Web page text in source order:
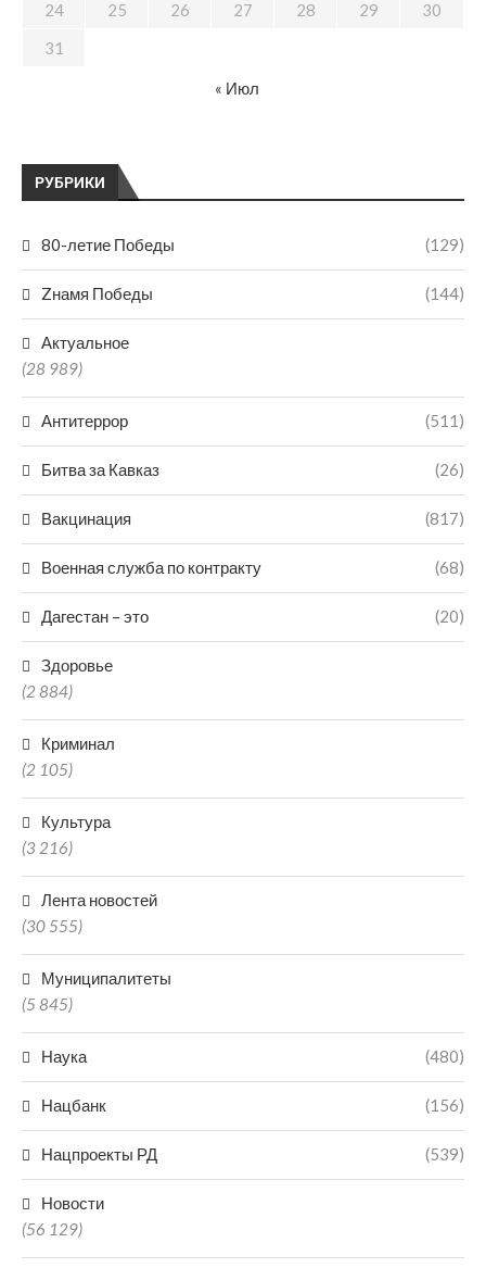
РУБРИКИ
80-летие Победы (129)
Zнамя Победы (144)
Актуальное
(28 989)
Антитеррор (511)
Битва за Кавказ (26)
Вакцинация (817)
Военная служба по контракту (68)
Дагестан – это (20)
Здоровье
(2 884)
Криминал
(2 105)
Культура
(3 216)
Лента новостей
(30 555)
Муниципалитеты
(5 845)
Наука (480)
Нацбанк (156)
Нацпроекты РД (539)
Новости
(56 129)
24
25 26 27 28 29
30
31
« Июл